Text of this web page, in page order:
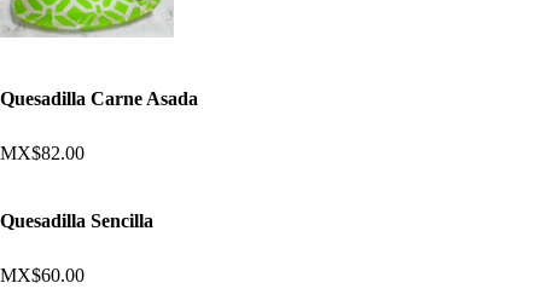
Quesadilla Carne Asada
MX$82.00
Quesadilla Sencilla
MX$60.00